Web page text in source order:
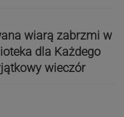
wiarą zabrzmi w
dla Każdego
wieczór